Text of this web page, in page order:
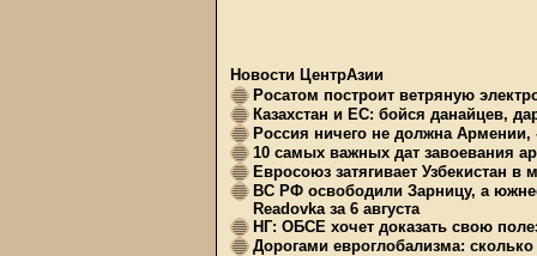
Новости ЦентрАзии
Росатом построит ветряную
Казахстан и ЕС: бойся данайцев,
Россия ничего не должна Армении,
10 самых важных дат завоевания
Евросоюз затягивает Узбекистан
ВС РФ освободили Зарницу, а
Readovka за 6 августа
НГ: ОБСЕ хочет доказать свою
Дорогами евроглобализма: